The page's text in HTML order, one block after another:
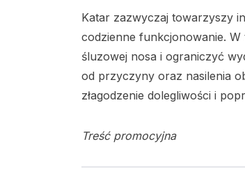
Katar zazwyczaj towarzyszy
codzienne funkcjonowanie.
śluzowej nosa i ograniczyć
od przyczyny oraz nasilenia
złagodzenie dolegliwości i
Treść promocyjna